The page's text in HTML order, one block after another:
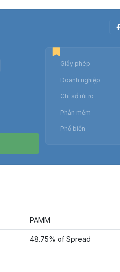
Giấy phép
Doanh nghiệp
Chỉ số rủi ro
Phần mềm
Phổ biến
PAMM
48.75% of Spread